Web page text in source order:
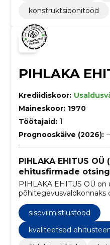
konstruktsioonitööd
PIHLAKA
Krediidiskoor:
Maineskoor: 1970
Töötajaid: 1
Prognooskäive (2026): –
PIHLAKA EHITUS OÜ
ehitusfirmade
PIHLAKA EHITUS OÜ on
põhitegevusvaldkonnaks
siseviimistlustööd
kvaliteetsed